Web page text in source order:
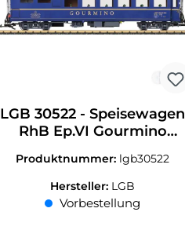
LGB 30522 - Speisewagen
RhB Ep.VI Gourmino
Produktnummer: lgb30522
Hersteller: LGB
Vorbestellung